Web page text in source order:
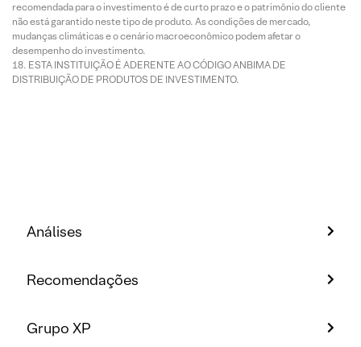
recomendada para o investimento é de curto prazo e o patrimônio do cliente
não está garantido neste tipo de produto. As condições de mercado,
mudanças climáticas e o cenário macroeconômico podem afetar o
desempenho do investimento.
ESTA INSTITUIÇÃO É ADERENTE AO CÓDIGO ANBIMA DE
DISTRIBUIÇÃO DE PRODUTOS DE INVESTIMENTO.
Análises
Recomendações
Grupo XP